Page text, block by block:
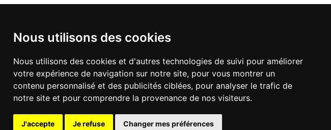
Nous utilisons des cookies
Nous utilisons des cookies et d'autres technologies de suivi pour améliorer
votre expérience de navigation sur notre site, pour vous montrer un
contenu personnalisé et des publicités ciblées, pour analyser le trafic de
notre site et pour comprendre la provenance de nos visiteurs.
J'accepte Je refuse Changer mes préférences